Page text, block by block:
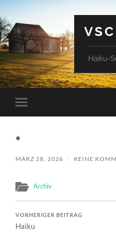
Haiku-
Mobile-
Menü
*
MÄRZ 28, 2026 / KEINE
Archiv
VORHERIGER BEITRAG
Haiku